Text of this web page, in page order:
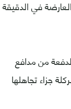
في الدقيقة
لدفعة من مدافع
جزاء تجاهلها